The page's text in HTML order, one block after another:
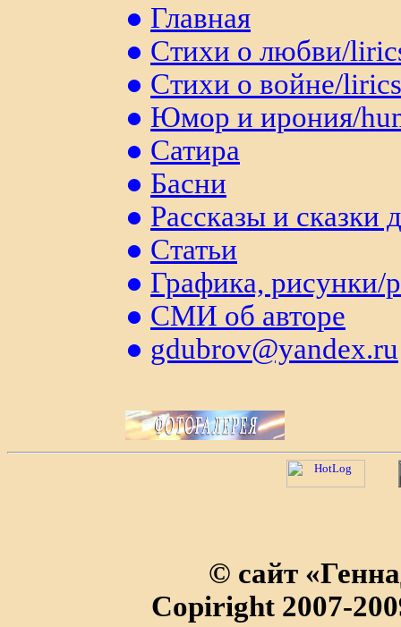
● Главная
● Стихи о любви/
● Стихи о войне/lirics
● Юмор и ирония/
● Сатира
● Басни
● Рассказы и сказки
● Статьи
● Графика, рисунки/
● СМИ об авторе
● gdubrov@yandex.ru
© сайт
Copiright 2007-